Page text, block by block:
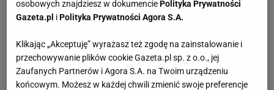
osobowych znajdziesz w dokumenciePolityka Prywatności
Gazeta.pl iPolityka Prywatności Agora S.A.
Klikając „Akceptuję” wyrażasz też zgodę na zainstalowanie i
przechowywanie plików cookie Gazeta.pl sp. z o.o., jej
Zaufanych Partnerów i Agora S.A. na Twoim urządzeniu
końcowym. Możesz w każdej chwili zmienić swoje preferencje